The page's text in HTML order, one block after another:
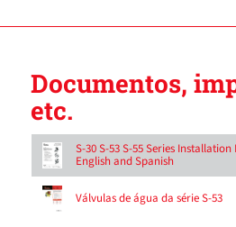
Documentos,
etc.
S-30 S-53 S-55 Series
English and Spanish
Válvulas de água da série S-53